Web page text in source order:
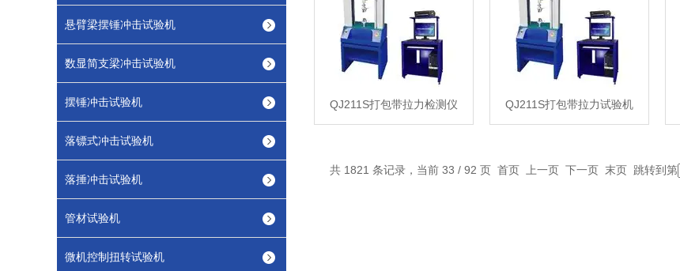
悬臂梁摆锤冲击试验机
数显简支梁冲击试验机
摆锤冲击试验机
落镖式冲击试验机
落捶冲击试验机
管材试验机
微机控制扭转试验机
QJ211S打包带拉力检测仪 QJ211S打包带拉力试验机
共 1821 条记录，当前 33 / 92 页 首页 上一页 下一页 末页 跳转到第